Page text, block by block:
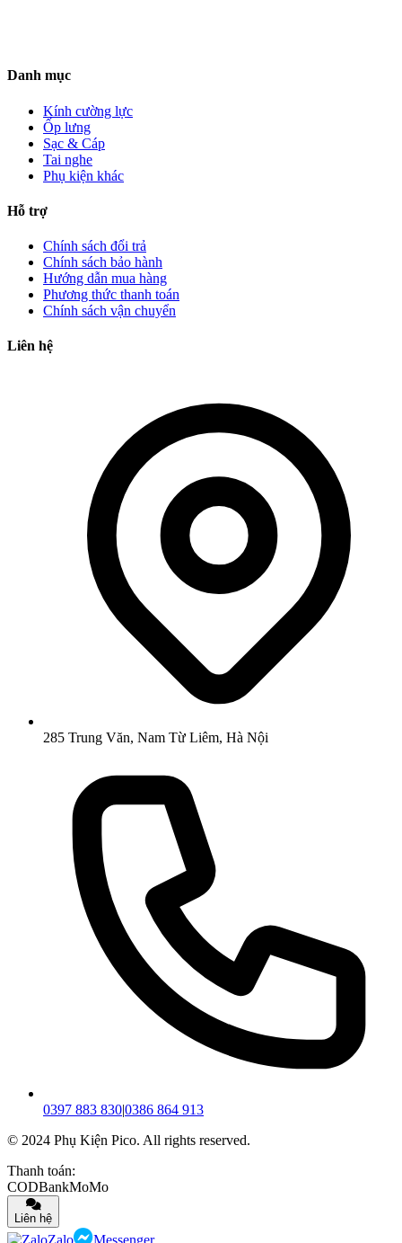
Danh mục
Kính cường lực
Ốp lưng
Sạc & Cáp
Tai nghe
Phụ kiện khác
Hỗ trợ
Chính sách đổi trả
Chính sách bảo hành
Hướng dẫn mua hàng
Phương thức thanh toán
Chính sách vận chuyển
Liên hệ
285 Trung Văn, Nam Từ Liêm, Hà Nội
0397 883 830|0386 864 913
© 2024 Phụ Kiện Pico. All rights reserved.
Thanh toán:
CODBankMoMo
Liên hệ
Zalo Messenger